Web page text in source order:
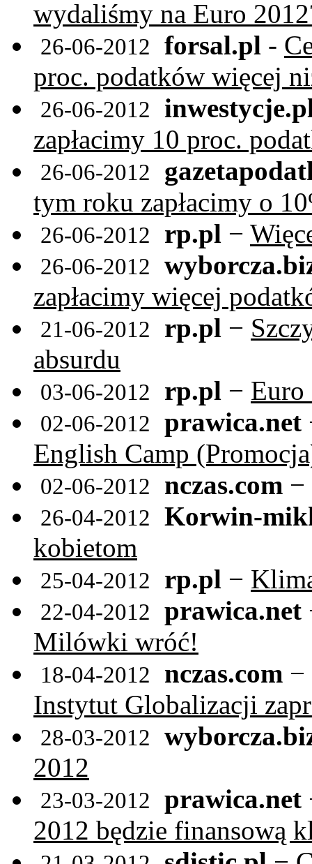
wydaliśmy na Euro
26-06-2012 forsal.pl -
proc. podatków więcej
26-06-2012
zapłacimy 10 proc.
26-06-2012
tym roku zapłacimy o
26-06-2012 rp.pl −
26-06-2012
zapłacimy więcej
21-06-2012 rp.pl −
absurdu
03-06-2012 rp.pl − Euro
02-06-2012 prawica.net
English Camp
02-06-2012 nczas.com −
26-04-2012
Korwin-
kobietom
25-04-2012 rp.pl −
22-04-2012 prawica.net
Milówki wróć!
18-04-2012 nczas.com −
Instytut Globalizacji
28-03-2012
2012
23-03-2012 prawica.net
2012 będzie finansową